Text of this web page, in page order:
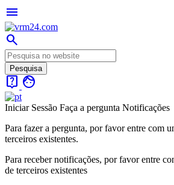
menu
search
live_help face
Iniciar Sessão Faça a pergunta Notificações
Para fazer a pergunta, por favor entre com
terceiros existentes.
Para receber notificações, por favor entre
de terceiros existentes